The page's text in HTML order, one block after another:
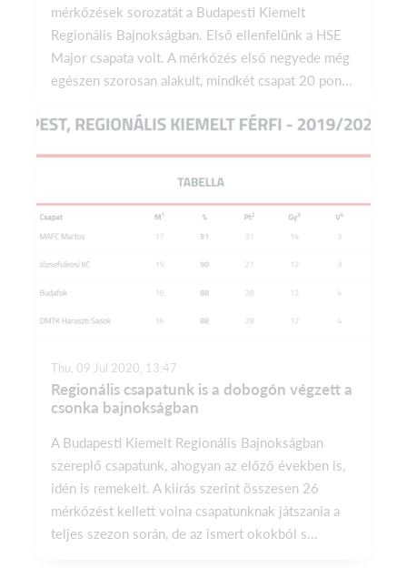
mérkőzések sorozatát a Budapesti Kiemelt
Regionális Bajnokságban. Első ellenfelünk a HSE
Major csapata volt. A mérkőzés első negyede még
egészen szorosan alakult, mindkét csapat 20 pon...
Thu, 09 Jul 2020, 13:47
Regionális csapatunk is a dobogón végzett a
csonka bajnokságban
A Budapesti Kiemelt Regionális Bajnokságban
szereplő csapatunk, ahogyan az előző években is,
idén is remekelt. A kiírás szerint összesen 26
mérkőzést kellett volna csapatunknak játszania a
teljes szezon során, de az ismert okokból s...